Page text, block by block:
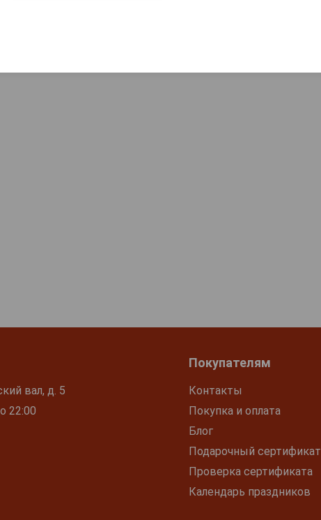
вал, д. 5
22:00
Покупателям
Контакты
Покупка и оплата
Блог
Подарочный сертификат
Проверка сертификата
Календарь праздников